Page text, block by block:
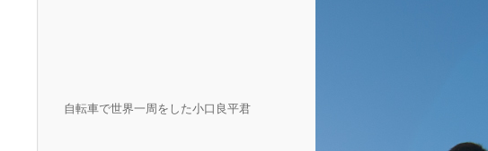
自転車で世界一周をした小口良平君